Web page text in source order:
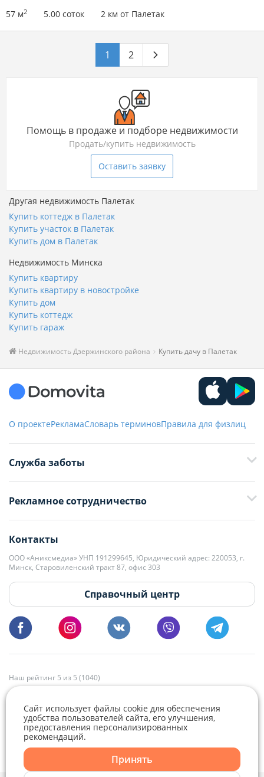
Telegram
57 м2 5.00 соток 2 км от Палетак
1 2
Помощь в продаже и подборе недвижимости
Продать/купить недвижимость
Оставить заявку
Другая недвижимость Палетак
Купить коттедж в Палетак
Купить участок в Палетак
Купить дом в Палетак
Недвижимость Минска
Купить квартиру
Купить квартиру в новостройке
Купить дом
Купить коттедж
Купить гараж
Недвижимость Дзержинского района Купить дачу в Палетак
О проектеРекламаСловарь терминовПравила для физлиц
Служба заботы
+375 33 376-13-70
editor@domovita.by
Мы принимаем звонки и отвечаем на письма в будние дни с 9:00 до
18:00.
Рекламное сотрудничество
kb@domovita.by
+375 29 179-11-28 Владислав Гладченко
vg@domovita.by
Пишите и звоните нам в будние дни с 8:00 до 20:00.
Контакты
ООО «Аниксмедиа» УНП 191299645, Юридический адрес: 220053, г.
Минск, Старовиленский тракт 87, офис 303
Справочный центр
Наш рейтинг 5 из 5 (1040)
Сайт использует файлы cookie для обеспечения
удобства пользователей сайта, его улучшения,
предоставления персонализированных
рекомендаций.
Принять